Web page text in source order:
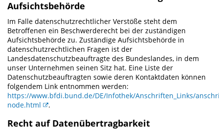
Aufsichtsbehörde
Im Falle datenschutzrechtlicher Verstöße steht dem
Betroffenen ein Beschwerderecht bei der zuständigen
Aufsichtsbehörde zu. Zuständige Aufsichtsbehörde in
datenschutzrechtlichen Fragen ist der
Landesdatenschutzbeauftragte des Bundeslandes, in dem
unser Unternehmen seinen Sitz hat. Eine Liste der
Datenschutzbeauftragten sowie deren Kontaktdaten können
folgendem Link entnommen werden:
https://www.bfdi.bund.de/DE/Infothek/Anschriften_Links/
node.html
.
Recht auf Datenübertragbarkeit